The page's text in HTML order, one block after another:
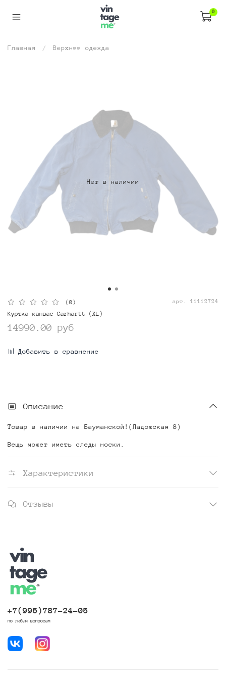
0
Главная Верхняя одежда
Нет в наличии
(0) арт. 11112724
Куртка канвас Carhartt (XL)
14990.00 руб
Добавить в сравнение
Описание
Товар в наличии на Бауманской!(Ладожская 8)
Вещь может иметь следы носки.
Характеристики
Отзывы
+7(995)787-24-05
по любым вопросам